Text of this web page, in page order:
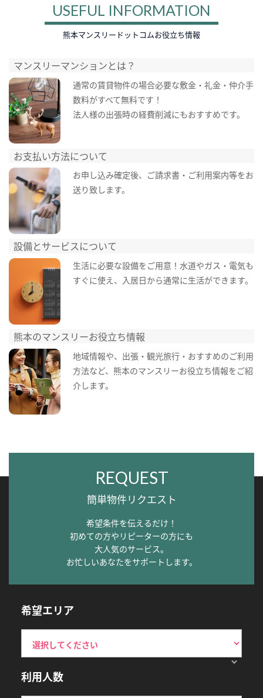
USEFUL INFORMATION
熊本マンスリードットコムお役立ち情報
マンスリーマンションとは？
通常の賃貸物件の場合必要な敷金・礼金・仲介手
数料がすべて無料です！
法人様の出張時の経費削減にもおすすめです。
お支払い方法について
お申し込み確定後、ご請求書・ご利用案内等をお
送り致します。
設備とサービスについて
生活に必要な設備をご用意！水道やガス・電気も
すぐに使え、入居日から通常に生活ができます。
熊本のマンスリーお役立ち情報
地域情報や、出張・観光旅行・おすすめのご利用
方法など、熊本のマンスリーお役立ち情報をご紹
介します。
REQUEST
簡単物件リクエスト
希望条件を伝えるだけ！
初めての方やリピーターの方にも
大人気のサービス。
お忙しいあなたをサポートします。
希望エリア
利用人数